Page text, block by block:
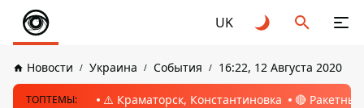
UK
Новости Украина События 16:22, 12 Августа 2020
ТОПТЕМЫ: ⚠️ Краматорск, Константиновка 🔴